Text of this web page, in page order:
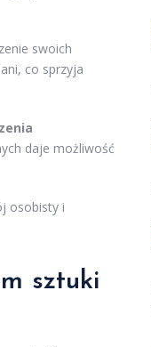
swoich
co sprzyja
daje możliwość
osobisty i
sztuki